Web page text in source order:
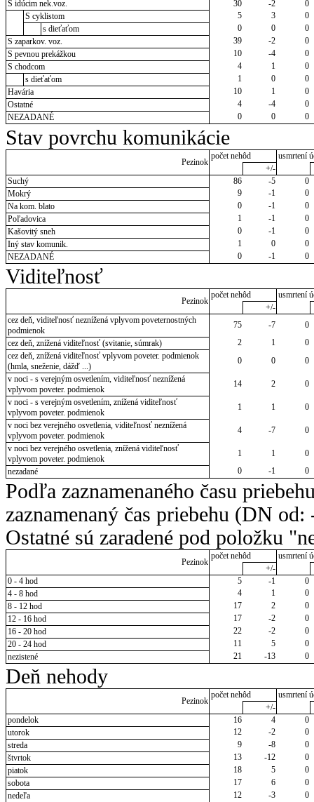
S idúcim nek.voz. 30 -2
0
S cyklistom
5 3
0
s dieťaťom
0 0
0
S zaparkov. voz.
39 -2
0
S pevnou prekážkou
10 -4
0
S chodcom
4 1
0
s dieťaťom
1 0
0
Havária
10 1
0
Ostatné
4 -4
0
NEZADANÉ
0 0 0
Stav povrchu komunikácie
Pezinok
počet nehôd
usmrtení
+/-
Suchý
86 -5
0
Mokrý
9 -1
0
Na kom. blato
0 -1
0
Poľadovica
1 -1
0
Kašovitý sneh
0 -1
0
Iný stav komunik.
1 0
0
NEZADANÉ
0 -1 0
Viditeľnosť
Pezinok
počet nehôd
usmrtení
+/-
cez deň, viditeľnosť neznížená vplyvom poveternostných
podmienok
75 -7
0
cez deň, znížená viditeľnosť (svitanie, súmrak)
2 1
0
cez deň, znížená viditeľnosť vplyvom poveter. podmienok
(hmla, sneženie, dážď ...)
0 0
0
v noci - s verejným osvetlením, viditeľnosť neznížená
vplyvom poveter. podmienok
14 2
0
v noci - s verejným osvetlením, znížená viditeľnosť
vplyvom poveter. podmienok
1 1
0
v noci bez verejného osvetlenia, viditeľnosť neznížená
vplyvom poveter. podmienok
4 -7
0
v noci bez verejného osvetlenia, znížená viditeľnosť
vplyvom poveter. podmienok
1 1
0
nezadané
0 -1 0
Podľa zaznamenaného času
zaznamenaný čas priebehu (DN
Ostatné sú zaradené pod položku
Pezinok
počet nehôd
usmrtení
+/-
0 - 4 hod
5 -1
0
4 - 8 hod
4 1
0
8 - 12 hod
17 2
0
12 - 16 hod
17 -2
0
16 - 20 hod
22 -2
0
20 - 24 hod
11 5
0
nezistené
21 -13 0
Deň nehody
Pezinok
počet nehôd
usmrtení
+/-
pondelok
16 4
0
utorok
12 -2
0
streda
9 -8
0
štvrtok
13 -12
0
piatok
18 5
0
sobota
17 6
0
nedeľa
12 -3 0